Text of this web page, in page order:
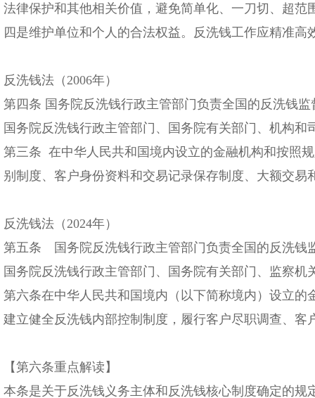
法律保护和其他相关价值，避免简单化、一刀切、超
四是维护单位和个人的合法权益。反洗钱工作应精准
反洗钱法（2006年）
第四条 国务院反洗钱行政主管部门负责全国的反洗钱
国务院反洗钱行政主管部门、国务院有关部门、机构
第三条 在中华人民共和国境内设立的金融机构和按照
别制度、客户身份资料和交易记录保存制度、大额交
反洗钱法（2024年）
第五条 国务院反洗钱行政主管部门负责全国的反洗钱
国务院反洗钱行政主管部门、国务院有关部门、监察
第六条在中华人民共和国境内（以下简称境内）设立
建立健全反洗钱内部控制制度，履行客户尽职调查、
【第六条重点解读】
本条是关于反洗钱义务主体和反洗钱核心制度确定的规